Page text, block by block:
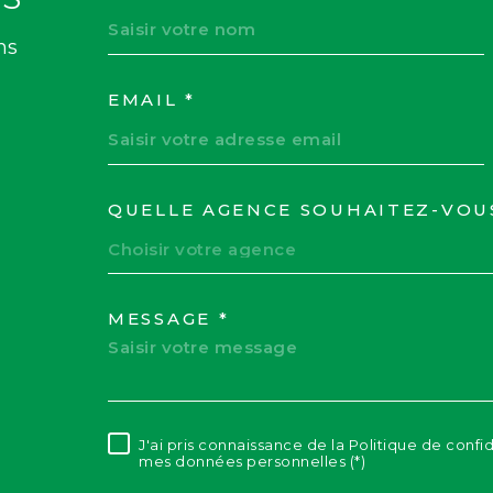
EMAIL *
QUELLE AGENCE SOUHAITEZ-
Choisir votre agence
MESSAGE *
RÈGLEMENTATION
J'ai pris connaissance de la Politique de
mes données personnelles (*)